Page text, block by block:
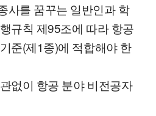
사를 꿈꾸는 일반인과 학
규칙 제95조에 따라 항공
준(제1종)에 적합해야 한
없이 항공 분야 비전공자